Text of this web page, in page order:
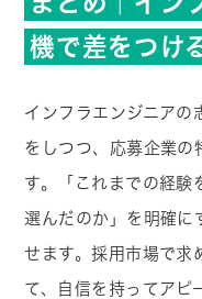
機で差をつけ
インフラエンジニアの
をしつつ、応募企業の
す。「これまでの経験
選んだのか」を明確に
せます。採用市場で求
て、自信を持ってアピ